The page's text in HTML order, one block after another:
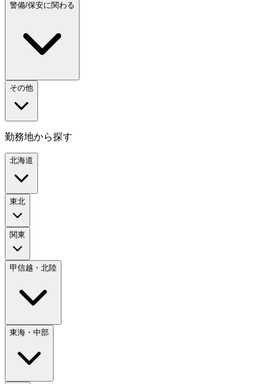
警備/保安に関わる
その他
勤務地から探す
北海道
東北
関東
甲信越・北陸
東海・中部